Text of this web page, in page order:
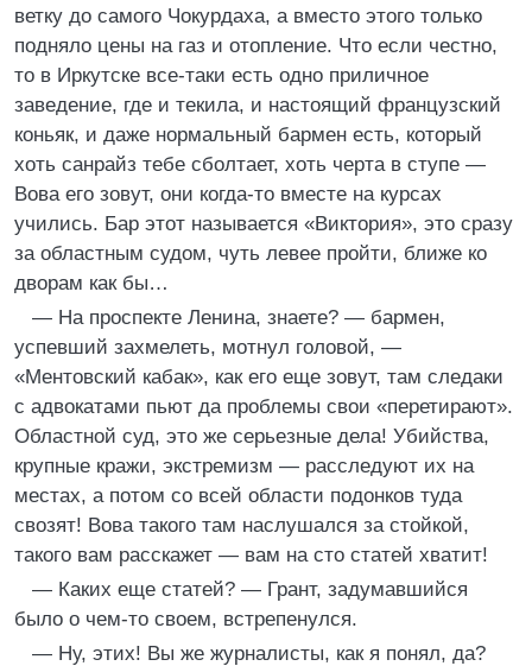
ветку до самого Чокурдаха, а вместо этого только
подняло цены на газ и отопление. Что если честно,
то в Иркутске все-таки есть одно приличное
заведение, где и текила, и настоящий французский
коньяк, и даже нормальный бармен есть, который
хоть санрайз тебе сболтает, хоть черта в ступе —
Вова его зовут, они когда-то вместе на курсах
учились. Бар этот называется «Виктория», это сразу
за областным судом, чуть левее пройти, ближе ко
дворам как бы…
— На проспекте Ленина, знаете? — бармен,
успевший захмелеть, мотнул головой, —
«Ментовский кабак», как его еще зовут, там следаки
с адвокатами пьют да проблемы свои «перетирают».
Областной суд, это же серьезные дела! Убийства,
крупные кражи, экстремизм — расследуют их на
местах, а потом со всей области подонков туда
свозят! Вова такого там наслушался за стойкой,
такого вам расскажет — вам на сто статей хватит!
— Каких еще статей? — Грант, задумавшийся
было о чем-то своем, встрепенулся.
— Ну, этих! Вы же журналисты, как я понял, да?